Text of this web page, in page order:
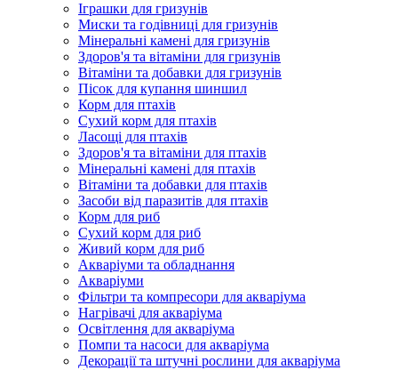
Іграшки для гризунів
Миски та годівниці для гризунів
Мінеральні камені для гризунів
Здоров'я та вітаміни для гризунів
Вітаміни та добавки для гризунів
Пісок для купання шиншил
Корм для птахів
Сухий корм для птахів
Ласощі для птахів
Здоров'я та вітаміни для птахів
Мінеральні камені для птахів
Вітаміни та добавки для птахів
Засоби від паразитів для птахів
Корм для риб
Сухий корм для риб
Живий корм для риб
Акваріуми та обладнання
Акваріуми
Фільтри та компресори для акваріума
Нагрівачі для акваріума
Освітлення для акваріума
Помпи та насоси для акваріума
Декорації та штучні рослини для акваріума